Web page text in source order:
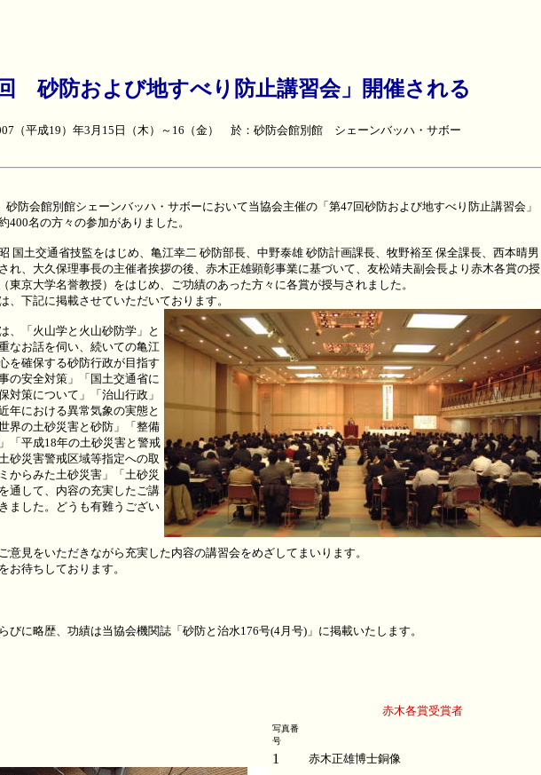
回 砂防および地すべり防止講習会」
開催される
（平成19）年3月15日（木）～16（金） 於：砂防会館別館 シェーンバッハ・サボー
砂防会館別館シェーンバッハ・サボーにおいて当協会主催の「第47回砂防および地すべり防止講習会」
400名の方々の参加がありました。
国土交通省技監をはじめ、亀江幸二 砂防部長、中野泰雄 砂防計画課長、牧野裕至 保全課長、西本晴男
れ、大久保理事長の主催者挨拶の後、赤木正雄顕彰事業に基づいて、友松靖夫副会長より赤木各賞の授
東京大学名誉教授）をはじめ、ご功績のあった方々に各賞が授与されました。
、下記に掲載させていただいております。
、「火山学と火山砂防学」と
なお話を伺い、続いての亀江
を確保する砂防行政が目指す
の安全対策」「国土交通省に
対策について」「治山行政」
年における異常気象の実態と
界の土砂災害と砂防」「整備
「平成18年の土砂災害と警戒
砂災害警戒区域等指定への取
からみた土砂災害」「土砂災
通して、内容の充実したご講
ました。どうも有難うござい
意見をいただきながら充実した内容の講習会をめざしてまいります。
お待ちしております。
に略歴、功績は当協会機関誌「砂防と治水176号(4月号)」に掲載いたします。
赤木各賞受賞者
写真番
号
1 赤木正雄博士銅像